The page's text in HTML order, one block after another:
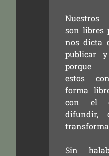
Nuestros
son libres
nos dicta
publicar
porque
estos
forma
con el
difundir,
Sin